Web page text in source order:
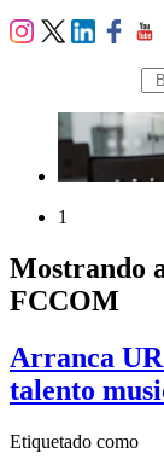
1
Mostrando
FCCOM
Arranca
talento
Etiquetado como